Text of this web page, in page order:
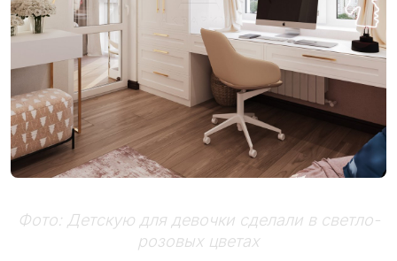
Фото: Детскую для девочки сделали в светло-
розовых цветах